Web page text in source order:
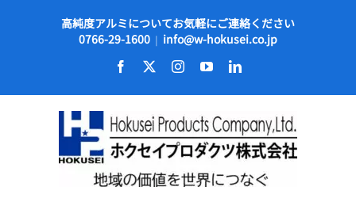
高純度アルミについてお気軽にご連絡ください
0766-29-1600 | info@w-hokusei.co.jp
Facebook InstagramYouTubeLinkedIn